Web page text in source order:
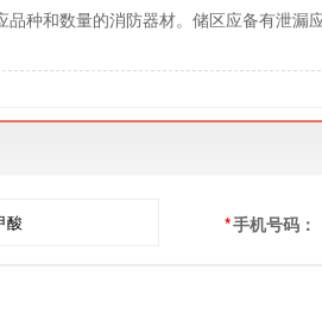
品种和数量的消防器材。储区应备有泄漏
*手机号码：